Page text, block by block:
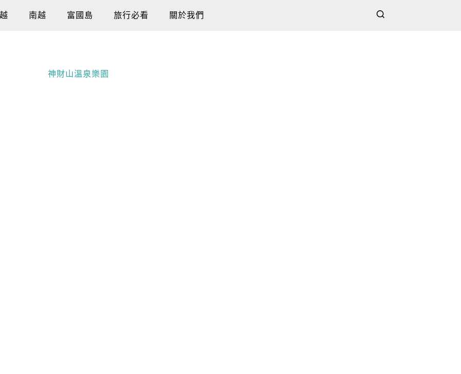
南越 富國島 旅行必看 關於我們
神財山溫泉樂園